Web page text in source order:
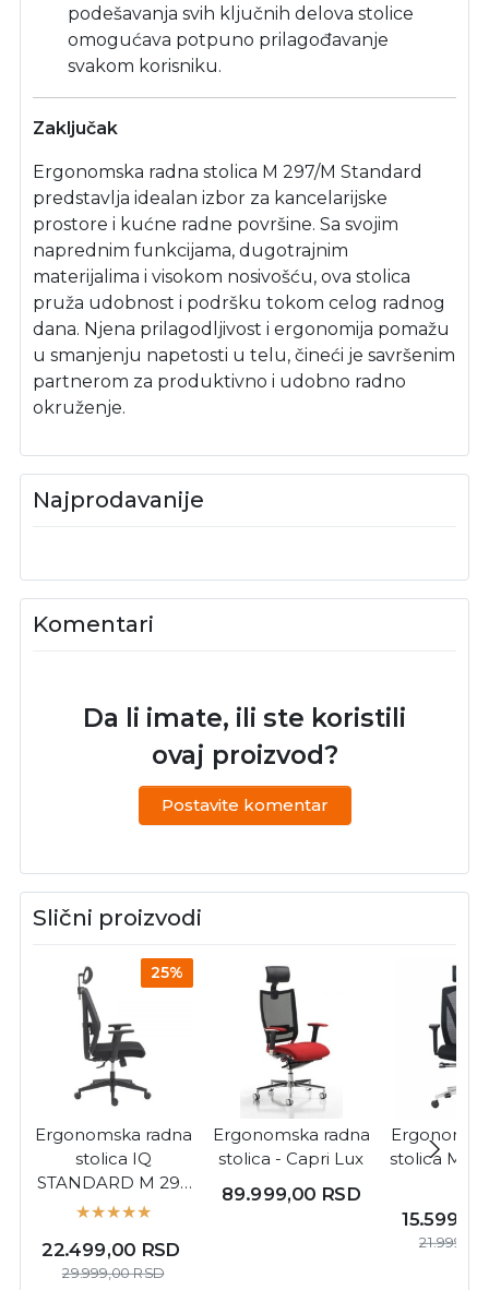
podešavanja svih ključnih delova stolice
omogućava potpuno prilagođavanje
svakom korisniku.
Zaključak
Ergonomska radna stolica M 297/M Standard
predstavlja idealan izbor za kancelarijske
prostore i kućne radne površine. Sa svojim
naprednim funkcijama, dugotrajnim
materijalima i visokom nosivošću, ova stolica
pruža udobnost i podršku tokom celog radnog
dana. Njena prilagodljivost i ergonomija pomažu
u smanjenju napetosti u telu, čineći je savršenim
partnerom za produktivno i udobno radno
okruženje.
Najprodavanije
Komentari
Da li imate, ili ste koristili
ovaj proizvod?
Postavite komentar
Slični proizvodi
25%
Ergonomska radna
stolica IQ
STANDARD M 297
standard ( 6347 )
22.499,00 RSD
29.999,00RSD
Ergonomska radna
stolica - Capri Lux
89.999,00 RSD
stolica M
21.999,00